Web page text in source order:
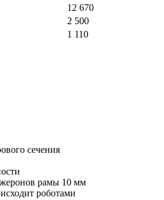
12 670
2 500
1 110
сечения
рамы 10 мм
роботами